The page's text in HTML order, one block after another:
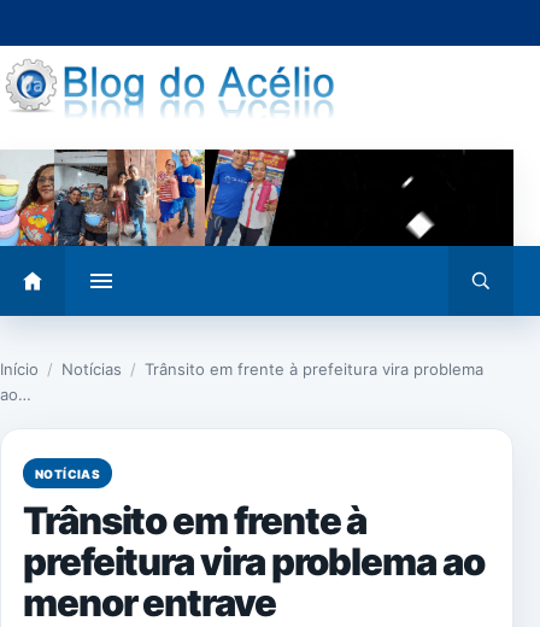
para
o
conteúdo
menu
busca
Início / Notícias / Trânsito em frente à prefeitura vira problema
ao…
NOTÍCIAS
Trânsito em frente à
prefeitura vira problema ao
menor entrave